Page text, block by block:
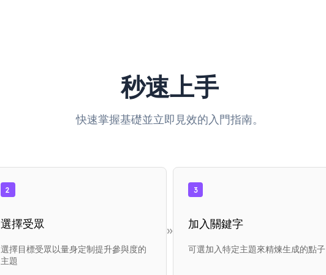
秒速上手
快速掌握基礎並立即見效的入門指南。
2
選擇受眾
選擇目標受眾以量身定制提升參與度的
主題
»
3
加入關鍵字
可選加入特定主題來精煉生成的點子